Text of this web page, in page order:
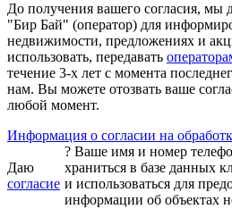
До получения вашего согласия,
"Бир Бай" (оператор) для
недвижимости, предложениях и
использовать, передавать
течение 3-х лет с момента
нам. Вы можете отозвать ваше
любой момент.
Информация о согласии на
Даю
согласие
? Ваше имя и номер
храниться в базе данных
и использоваться для
информации об объектах